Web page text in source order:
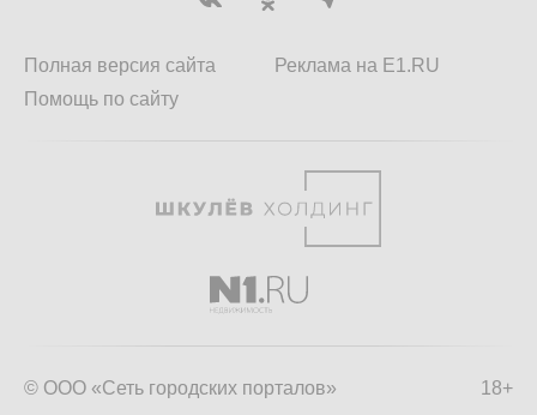
Полная версия сайта
Помощь по сайту
Реклама на E1.RU
18+
© ООО «Сеть городских порталов»